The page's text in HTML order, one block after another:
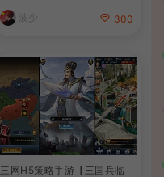
+安卓+详细搭建教程
波少 300
三网H5策略手游【三国兵临